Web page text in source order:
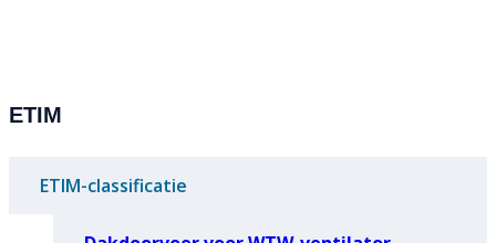
ETIM
ETIM-classificatie